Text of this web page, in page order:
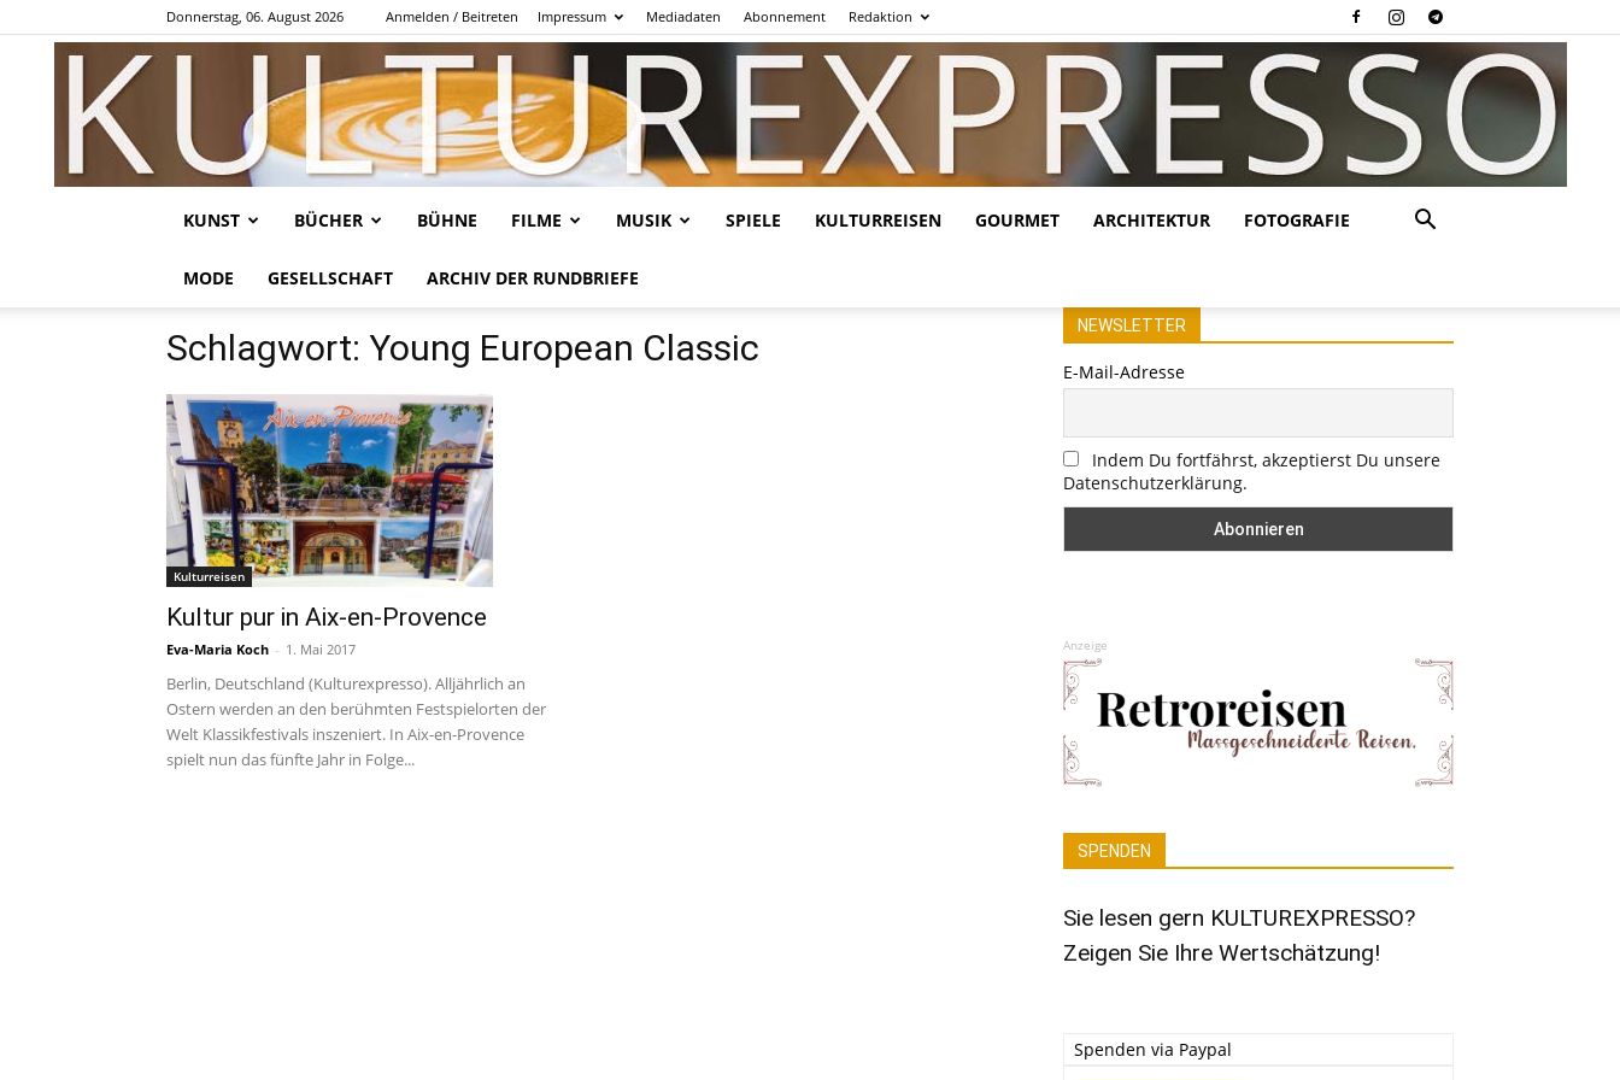
Donnerstag, 06. August 2026 Anmelden / Beitreten Impressum Mediadaten Abonnement Redaktion
KUNST BÜCHER BÜHNE FILME MUSIK SPIELE KULTURREISEN GOURMET ARCHITEKTUR FOTOGRAFIE
MODE GESELLSCHAFT ARCHIV DER RUNDBRIEFE
Schlagwort: Young European Classic
Kulturreisen
Kultur pur in Aix-en-Provence
Eva-Maria Koch - 1. Mai 2017
Berlin, Deutschland (Kulturexpresso). Alljährlich an
Ostern werden an den berühmten Festspielorten der
Welt Klassikfestivals inszeniert. In Aix-en-Provence
spielt nun das fünfte Jahr in Folge...
NEWSLETTER
E-Mail-Adresse
Indem Du fortfährst, akzeptierst Du unsere
Datenschutzerklärung.
Anzeige
SPENDEN
Sie lesen gern KULTUREXPRESSO?
Zeigen Sie Ihre Wertschätzung!
Spenden via Paypal